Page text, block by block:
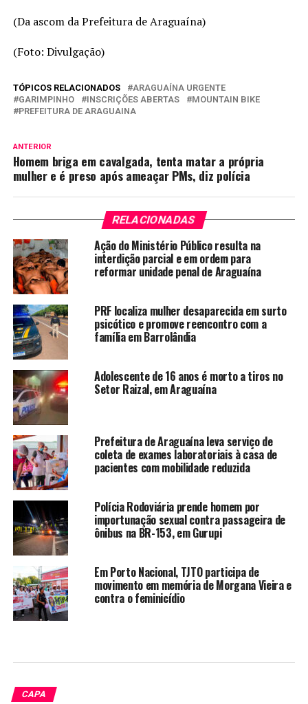
(Da ascom da Prefeitura de Araguaína)
(Foto: Divulgação)
TÓPICOS RELACIONADOS
ARAGUAÍNA URGENTE
GARIMPINHO
INSCRIÇÕES ABERTAS
MOUNTAIN BIKE
PREFEITURA DE ARAGUAINA
ANTERIOR
Homem briga em cavalgada, tenta matar a própria
mulher e é preso após ameaçar PMs, diz polícia
RELACIONADAS
Ação do Ministério Público resulta na
interdição parcial e em ordem para
reformar unidade penal de Araguaína
PRF localiza mulher desaparecida em surto
psicótico e promove reencontro com a
família em Barrolândia
Adolescente de 16 anos é morto a tiros no
Setor Raizal, em Araguaína
Prefeitura de Araguaína leva serviço de
coleta de exames laboratoriais à casa de
pacientes com mobilidade reduzida
Polícia Rodoviária prende homem por
importunação sexual contra passageira de
ônibus na BR-153, em Gurupi
Em Porto Nacional, TJTO participa de
movimento em memória de Morgana Vieira e
contra o feminicídio
CAPA